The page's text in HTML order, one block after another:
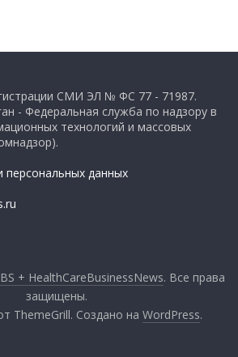
СМИ ЭЛ № ФС 77 - 71987.
- Федеральная служба по надзору в
технологий и массовых
персональных данных
+ HealthCareBusinessNews. Все права
защищены.
ThemeGrill. Создано наWordPress.